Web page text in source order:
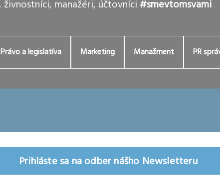
živnostníci, manažéri, účtovníci #smevtomsvami
Právo a legislatíva Marketing Manažment PR
Prihláste sa na odber nášho Newsletteru